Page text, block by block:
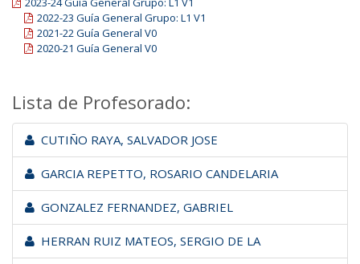
2022-23 Guía General Grupo: L1 V1
2021-22 Guía General V0
2020-21 Guía General V0
Lista de Profesorado:
CUTIÑO RAYA, SALVADOR JOSE
GARCIA REPETTO, ROSARIO CANDELARIA
GONZALEZ FERNANDEZ, GABRIEL
HERRAN RUIZ MATEOS, SERGIO DE LA